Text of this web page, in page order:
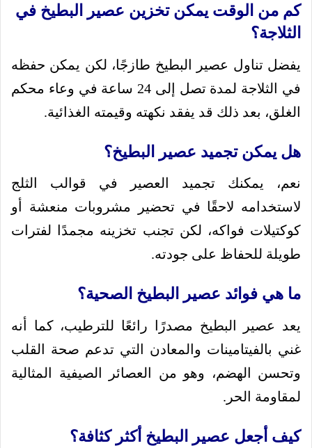
كم من الوقت يمكن تخزين عصير البطيخ في
الثلاجة؟
يفضل تناول عصير البطيخ طازجًا، لكن يمكن حفظه
في الثلاجة لمدة تصل إلى 24 ساعة في وعاء محكم
الغلق، بعد ذلك قد يفقد نكهته وقيمته الغذائية.
هل يمكن تجميد عصير البطيخ؟
نعم، يمكنك تجميد العصير في قوالب الثلج
لاستخدامه لاحقًا في تحضير مشروبات منعشة أو
كوكتيلات فواكه، لكن تجنب تخزينه مجمدًا لفترات
طويلة للحفاظ على جودته.
ما هي فوائد عصير البطيخ الصحية؟
يعد عصير البطيخ مصدرًا رائعًا للترطيب، كما أنه
غني بالفيتامينات والمعادن التي تدعم صحة القلب
وتحسن الهضم، وهو من العصائر الصيفية المثالية
لمقاومة الحر.
كيف أجعل عصير البطيخ أكثر كثافة؟